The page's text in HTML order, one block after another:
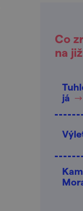
Co
na
já